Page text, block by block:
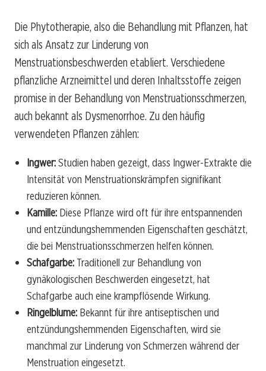
Die Phytotherapie, also die Behandlung mit Pflanzen, hat
sich als Ansatz zur Linderung von
Menstruationsbeschwerden etabliert. Verschiedene
pflanzliche Arzneimittel und deren Inhaltsstoffe zeigen
promise in der Behandlung von Menstruationsschmerzen,
auch bekannt als Dysmenorrhoe. Zu den häufig
verwendeten Pflanzen zählen:
Ingwer:Studien haben gezeigt, dass Ingwer-Extrakte die
Intensität von Menstruationskrämpfen signifikant
reduzieren können.
Kamille: Diese Pflanze wird oft für ihre entspannenden
und entzündungshemmenden Eigenschaften geschätzt,
die bei Menstruationsschmerzen helfen können.
Schafgarbe: Traditionell zur Behandlung von
gynäkologischen Beschwerden eingesetzt, hat
Schafgarbe auch eine krampflösende Wirkung.
Ringelblume: Bekannt für ihre antiseptischen und
entzündungshemmenden Eigenschaften, wird sie
manchmal zur Linderung von Schmerzen während der
Menstruation eingesetzt.